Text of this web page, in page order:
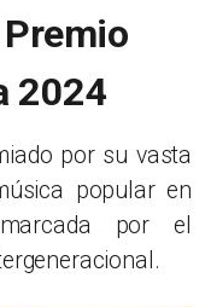
2024
por su vasta
popular en
por el